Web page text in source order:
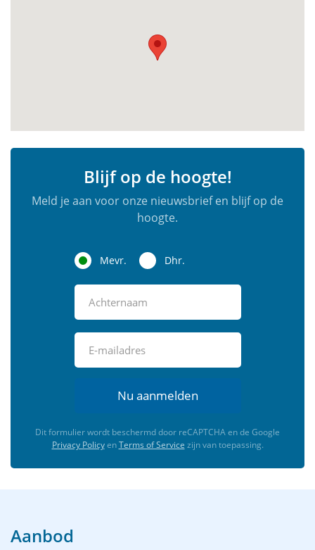
Blijf op de hoogte!
Meld je aan voor onze nieuwsbrief en blijf op de
hoogte.
Mevr. Dhr.
Nu aanmelden
Dit formulier wordt beschermd door reCAPTCHA en de Google
Privacy PolicyenTerms of Service zijn van toepassing.
Aanbod